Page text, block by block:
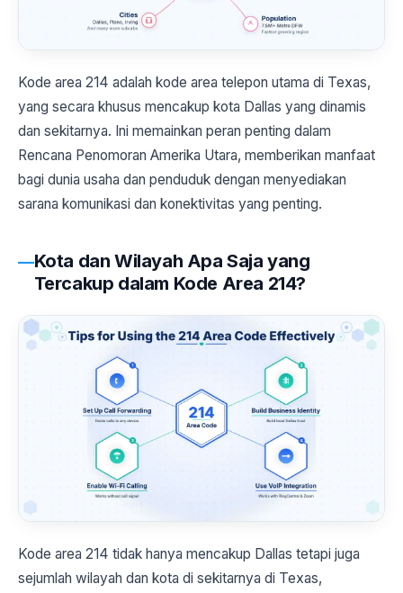
Kode area 214 adalah kode area telepon utama di Texas,
yang secara khusus mencakup kota Dallas yang dinamis
dan sekitarnya. Ini memainkan peran penting dalam
Rencana Penomoran Amerika Utara, memberikan manfaat
bagi dunia usaha dan penduduk dengan menyediakan
sarana komunikasi dan konektivitas yang penting.
Kota dan Wilayah Apa Saja yang
Tercakup dalam Kode Area 214?
Kode area 214 tidak hanya mencakup Dallas tetapi juga
sejumlah wilayah dan kota di sekitarnya di Texas,